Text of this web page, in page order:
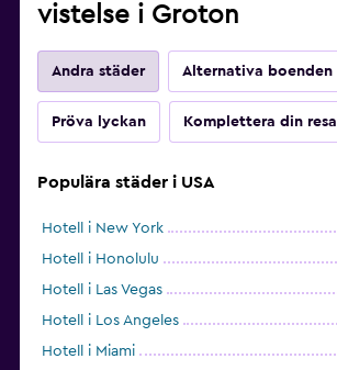
vistelse i Groton
Andra städer Alternativa boenden
Pröva lyckan Komplettera din resa
Populära städer i USA
Hotell i New York
Hotell i Honolulu
Hotell i Las Vegas
Hotell i Los Angeles
Hotell i Miami